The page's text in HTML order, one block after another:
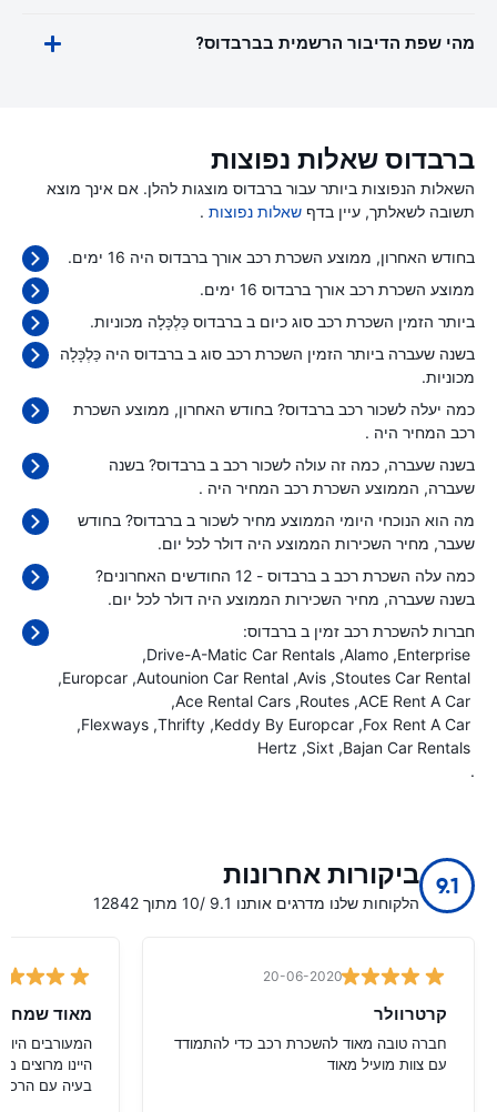
מהי שפת הדיבור הרשמית בברבדוס?
ברבדוס שאלות נפוצות
השאלות הנפוצות ביותר עבור ברבדוס מוצגות להלן. אם אינך מוצא
תשובה לשאלתך, עיין בדף שאלות נפוצות .
בחודש האחרון, ממוצע השכרת רכב אורך ברבדוס היה 16 ימים.
ממוצע השכרת רכב אורך ברבדוס 16 ימים.
ביותר הזמין השכרת רכב סוג כיום ב ברבדוס כַּלְכָּלָה מכוניות.
בשנה שעברה ביותר הזמין השכרת רכב סוג ב ברבדוס היה כַּלְכָּלָה
מכוניות.
כמה יעלה לשכור רכב ברבדוס? בחודש האחרון, ממוצע השכרת
רכב המחיר היה .
בשנה שעברה, כמה זה עולה לשכור רכב ב ברבדוס? בשנה
שעברה, הממוצע השכרת רכב המחיר היה .
מה הוא הנוכחי היומי הממוצע מחיר לשכור ב ברבדוס? בחודש
שעבר, מחיר השכירות הממוצע היה דולר לכל יום.
כמה עלה השכרת רכב ב ברבדוס - 12 החודשים האחרונים?
בשנה שעברה, מחיר השכירות הממוצע היה דולר לכל יום.
חברות להשכרת רכב זמין ב ברבדוס:
Enterprise
Alamo
Drive-A-Matic Car Rentals
Stoutes Car Rental
Avis
Autounion Car Rental
Europcar
ACE Rent A Car
Routes
Ace Rental Cars
Fox Rent A Car
Keddy By Europcar
Thrifty
Flexways
Bajan Car Rentals
Sixt
Hertz
.
9.1 ביקורות אחרונות
הלקוחות שלנו מדרגים אותנו 9.1 /10 מתוך 12842
20-06-2020
קרטרוולר
חברה טובה מאוד להשכרת רכב כדי להתמודד
עם צוות מועיל מאוד
מאוד שמח
המעורבים היו
היינו מרוצים
בעיה עם